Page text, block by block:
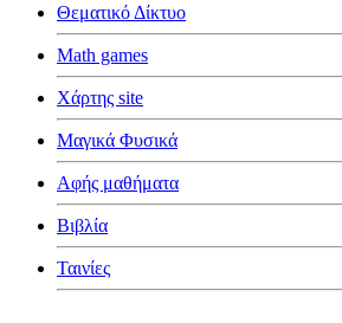
Θεματικό Δίκτυο
Math games
Χάρτης site
Μαγικά Φυσικά
Αφής μαθήματα
Βιβλία
Ταινίες